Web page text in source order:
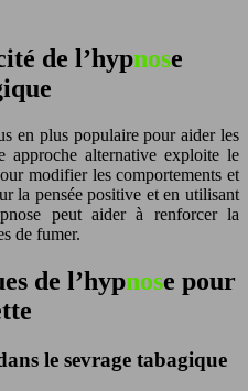
de l’hypnose
en plus populaire pour aider les
approche alternative exploite le
modifier les comportements et
la pensée positive et en utilisant
nose peut aider à renforcer la
de fumer.
de l’hypnose pour
le sevrage tabagique